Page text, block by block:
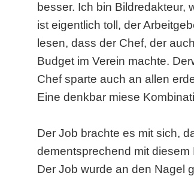
besser. Ich bin Bildredakteur,
ist eigentlich toll, der
lesen, dass der Chef, der
Budget im Verein machte.
Chef sparte auch an allen
Eine denkbar miese
Der Job brachte es mit sich,
dementsprechend mit
Der Job wurde an den Nagel